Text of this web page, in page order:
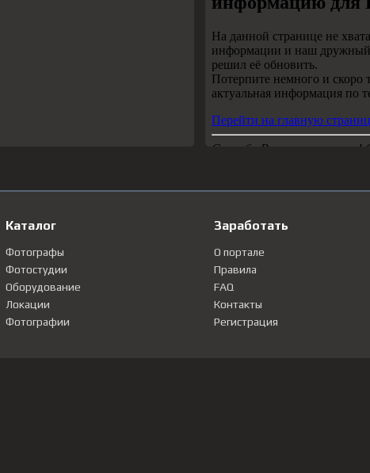
Каталог
Фотографы
Фотостудии
Оборудование
Локации
Фотографии
Заработать
О портале
Правила
FAQ
Контакты
Регистрация